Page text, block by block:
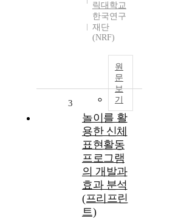
릭대학교
한국연구
재단
(NRF)
원
문
보
기
3
놀이를 활
용한 신체
표현활동
프로그램
의 개발과
효과 분석
(프리프린
트)